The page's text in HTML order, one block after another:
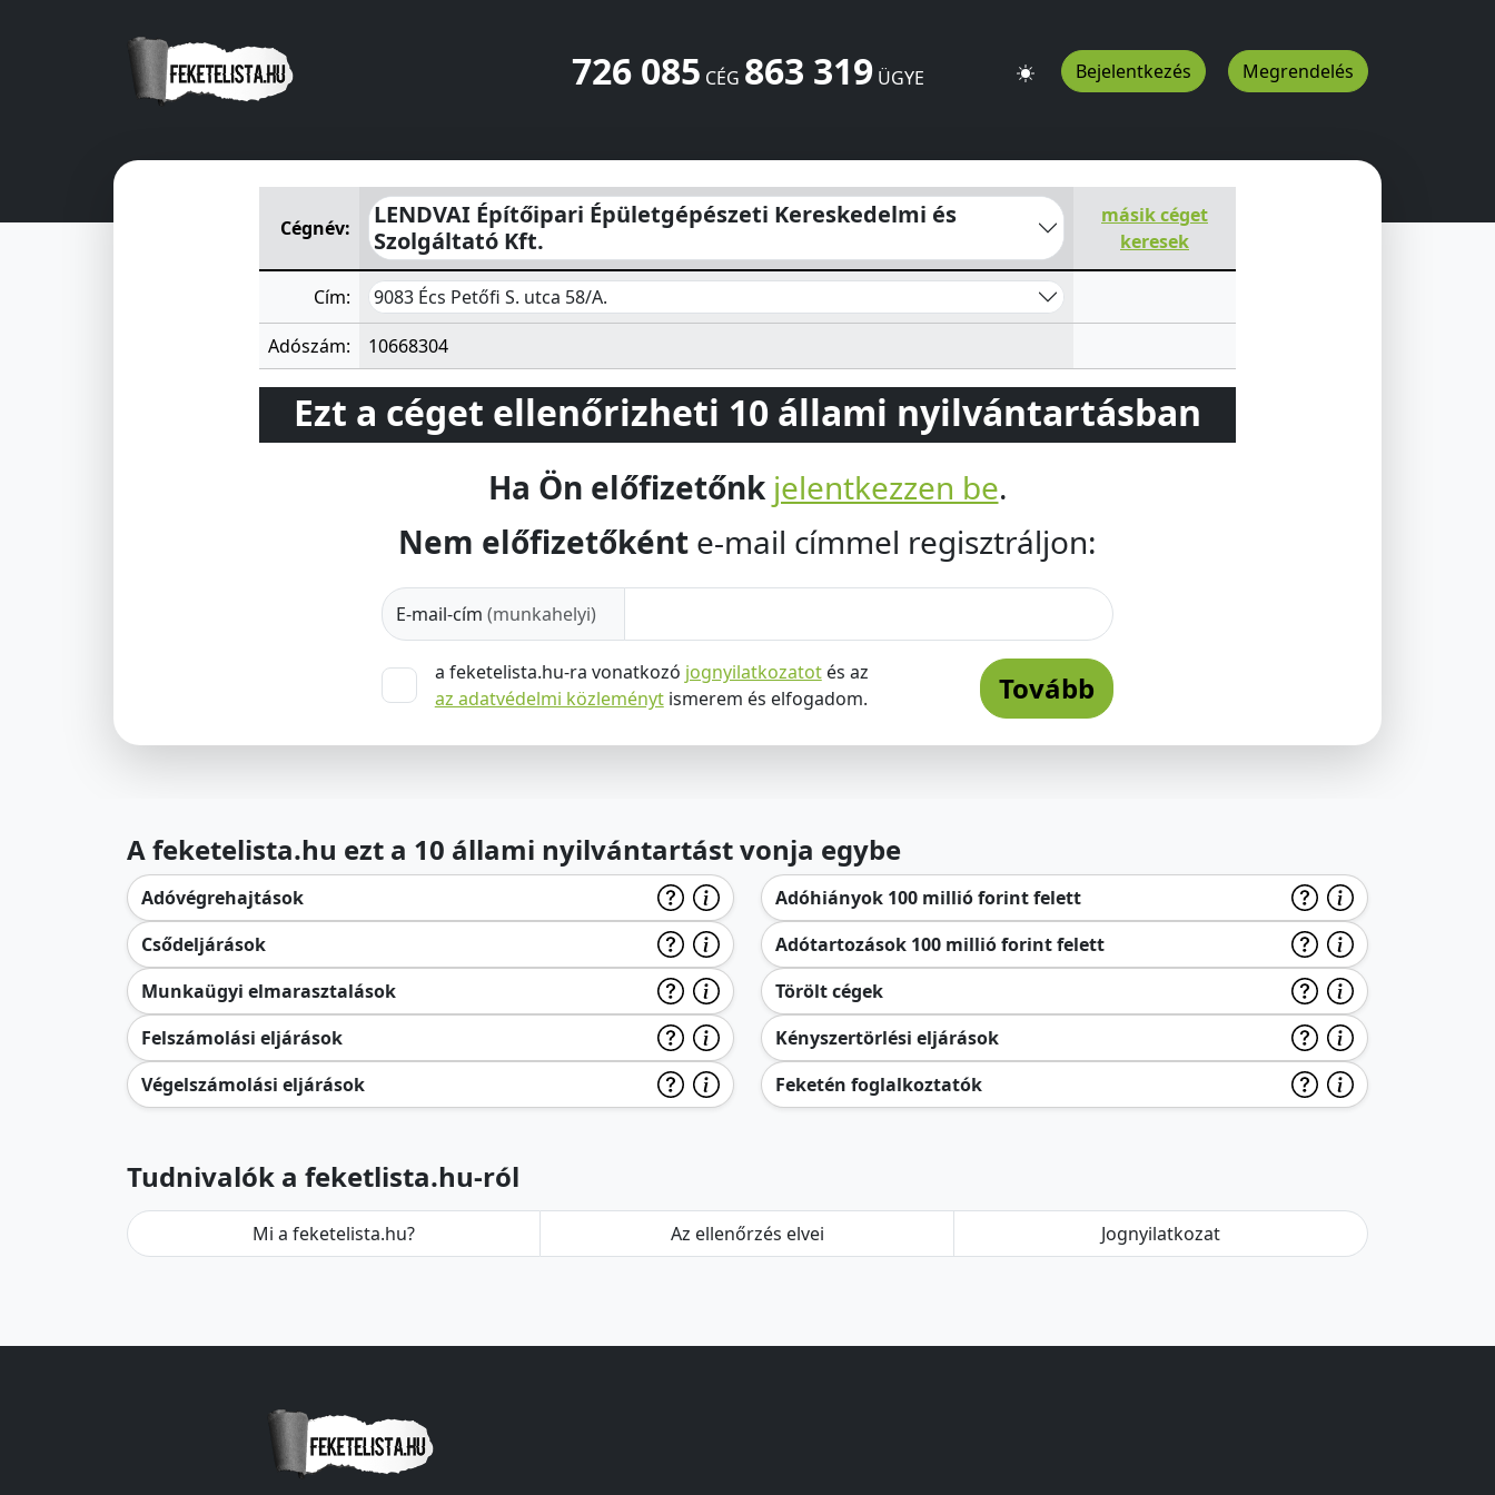
726 085 CÉG 863 319ÜGYE Bejelentkezés Megrendelés
LENDVAI Építőipari Épületgépészeti Kereskedelmi és Szolgáltató Kft.Petőfi S. utca 58/A.Écs9083
Cégnév:
LENDVAI Építőipari Épületgépészeti Kereskedelmi és
Szolgáltató Kft.
másik céget
keresek
Cím: 9083 Écs Petőfi S. utca 58/A.
Adószám: 10668304
Ezt a céget ellenőrizheti 10 állami nyilvántartásban
Ha Ön előfizetőnk jelentkezzen be.
Nem előfizetőként e-mail címmel regisztráljon:
E-mail-cím (munkahelyi)
a feketelista.hu-ra vonatkozó jognyilatkozatotés az
az adatvédelmi közleménytismerem és elfogadom. Tovább
A feketelista.hu ezt a 10 állami nyilvántartást vonja egybe
Adóvégrehajtások
Csődeljárások
Munkaügyi elmarasztalások
Felszámolási eljárások
Végelszámolási eljárások
Adóhiányok 100 millió forint felett
Adótartozások 100 millió forint felett
Törölt cégek
Kényszertörlési eljárások
Feketén foglalkoztatók
Tudnivalók a feketlista.hu-ról
Mi a feketelista.hu? Az ellenőrzés elvei Jognyilatkozat